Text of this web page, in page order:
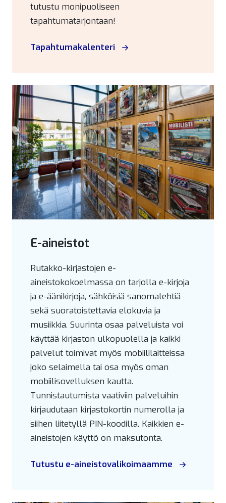
tutustu monipuoliseen
tapahtumatarjontaan!
Tapahtumakalenteri
E-aineistot
Rutakko-kirjastojen e-
aineistokokoelmassa on tarjolla e-kirjoja
ja e-äänikirjoja, sähköisiä sanomalehtiä
sekä suoratoistettavia elokuvia ja
musiikkia. Suurinta osaa palveluista voi
käyttää kirjaston ulkopuolella ja kaikki
palvelut toimivat myös mobiililaitteissa
joko selaimella tai osa myös oman
mobiilisovelluksen kautta.
Tunnistautumista vaativiin palveluihin
kirjaudutaan kirjastokortin numerolla ja
siihen liitetyllä PIN-koodilla. Kaikkien e-
aineistojen käyttö on maksutonta.
Tutustu e-aineistovalikoimaamme